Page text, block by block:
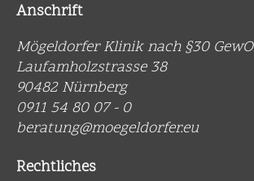
Anschrift
Mögeldorfer Klinik nach §30 GewO
Laufamholzstrasse 38
90482 Nürnberg
0911 54 80 07 - 0
beratung@moegeldorfer.eu
Rechtliches